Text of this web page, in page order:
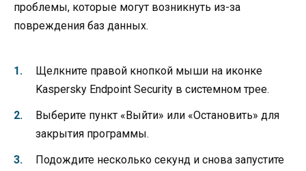
проблемы, которые могут возникнуть из-за
повреждения баз данных.
Щелкните правой кнопкой мыши на иконке
Kaspersky Endpoint Security в системном трее.
Выберите пункт «Выйти» или «Остановить» для
закрытия программы.
Подождите несколько секунд и снова запустите